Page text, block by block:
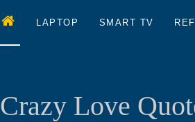
LAPTOP SMART TV
Crazy Love